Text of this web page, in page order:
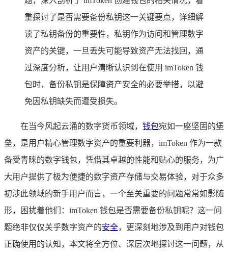
重探讨了是否需要备份私钥这一关键要点，详细解
读了私钥备份的重要性，私钥作为访问和管理数字
资产的关键，一旦丢失可能导致资产无法找回，通
过深度分析，让用户清晰认识到在使用 imToken 钱
包时，备份私钥是保障资产安全的必要举措，以避
免因私钥缺失而遭受损失。
在当今风起云涌的数字货币领域， 钱包宛如一座坚固的堡
垒，是用户精心管理数字资产的重要利器，imToken 作为一款
备受青睐的数字钱包，凭借其卓越的性能和贴心的服务，为广
大用户提供了极为便捷的数字资产存储与交易体验，对于众多
初涉此领域的新手用户而言，一个至关重要的问题常常如影随
形，困扰着他们：imToken 钱包是否需要备份私钥呢？这一问
题绝非仅仅关乎数字资产的安全，更深刻地涉及到用户对钱包
正确使用的认知，本文将全方位、深层次地探讨这一问题，从